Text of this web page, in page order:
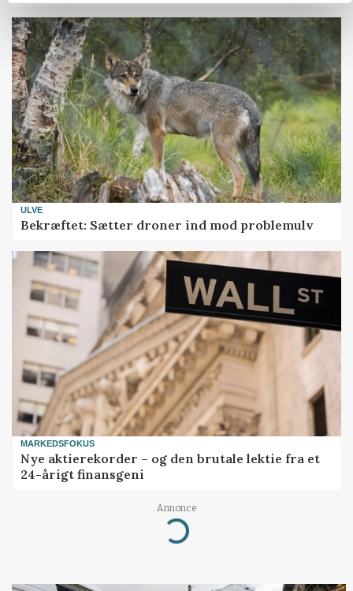
ULVE
Bekræftet: Sætter droner ind mod problemulv
MARKEDSFOKUS
Nye aktierekorder – og den brutale lektie fra et
24-årigt finansgeni
Annonce
Loading...